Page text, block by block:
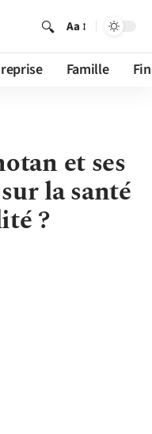
Aa
Famille
et ses
la santé
?